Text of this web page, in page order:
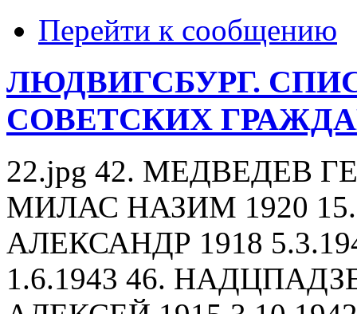
Перейти к сообщению
ЛЮДВИГСБУРГ.
СОВЕТСКИХ
22.jpg 42. МЕДВЕДЕВ
МИЛАС НАЗИМ 1920
АЛЕКСАНДР 1918
1.6.1943 46.